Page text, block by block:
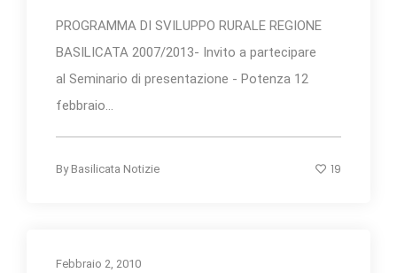
PROGRAMMA DI SVILUPPO RURALE REGIONE
BASILICATA 2007/2013- Invito a partecipare
al Seminario di presentazione - Potenza 12
febbraio...
By Basilicata Notizie 19
Febbraio 2, 2010